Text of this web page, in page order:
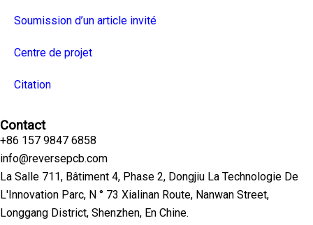
Soumission d’un article invité
Centre de projet
Citation
Contact
+86 157 9847 6858
info@reversepcb.com
La Salle 711, Bâtiment 4, Phase 2, Dongjiu La Technologie De
L'Innovation Parc, N ° 73 Xialinan Route, Nanwan Street,
Longgang District, Shenzhen, En Chine.